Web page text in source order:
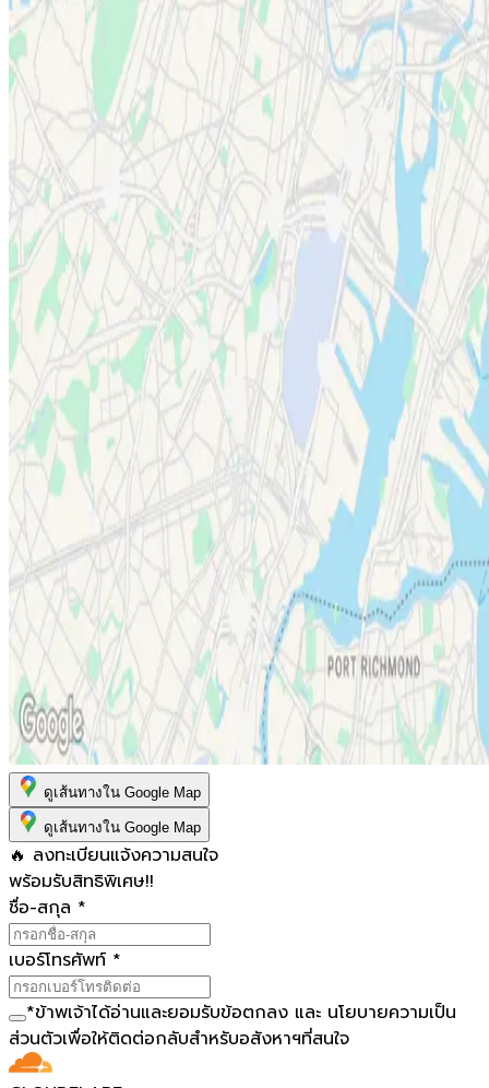
ดูเส้นทางใน Google Map
ดูเส้นทางใน Google Map
🔥 ลงทะเบียนแจ้งความสนใจ
พร้อมรับสิทธิพิเศษ!!
ชื่อ-สกุล *
เบอร์โทรศัพท์ *
*ข้าพเจ้าได้อ่านและยอมรับข้อตกลง และ นโยบายความเป็น
ส่วนตัวเพื่อให้ติดต่อกลับสำหรับอสังหาฯที่สนใจ